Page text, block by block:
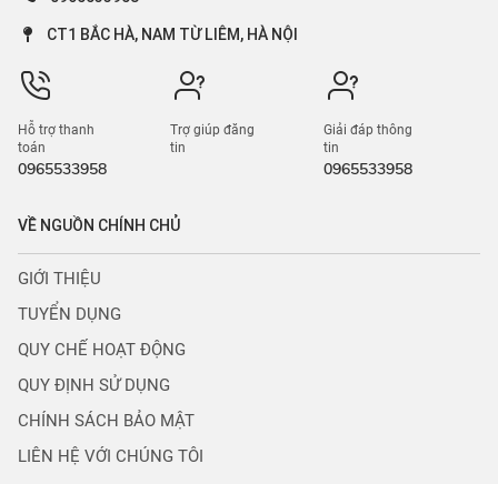
CT1 BẮC HÀ, NAM TỪ LIÊM, HÀ NỘI
Hỗ trợ thanh
toán
0965533958
Trợ giúp đăng
tin
Giải đáp thông
tin
0965533958
VỀ NGUỒN CHÍNH CHỦ
GIỚI THIỆU
TUYỂN DỤNG
QUY CHẾ HOẠT ĐỘNG
QUY ĐỊNH SỬ DỤNG
CHÍNH SÁCH BẢO MẬT
LIÊN HỆ VỚI CHÚNG TÔI